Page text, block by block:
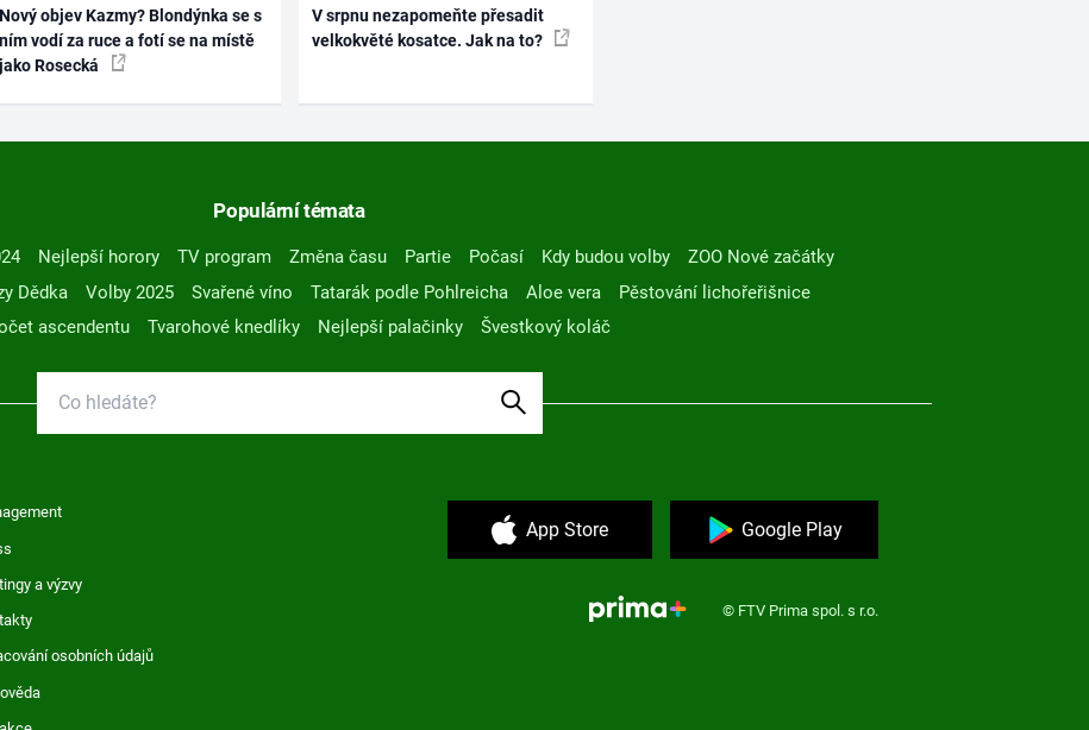
Nový objev Kazmy? Blondýnka se s
ním vodí za ruce a fotí se na místě
jako Rosecká
V srpnu nezapomeňte přesadit
velkokvěté kosatce. Jak na to?
Populární témata
Nejlepší horory TV program Změna času Partie Počasí Kdy budou volby
ZOO Nové začátky
Dědka Volby 2025 Svařené víno Tatarák podle Pohlreicha Aloe vera
Pěstování lichořeřišnice
ascendentu
Tvarohové knedlíky Nejlepší palačinky Švestkový koláč
a výzvy
osobních údajů
App Store Google Play
© FTV Prima spol. s r.o.